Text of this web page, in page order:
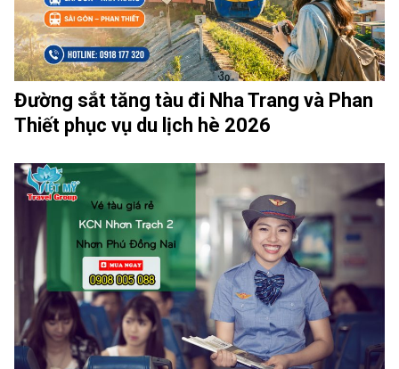
Đường sắt tăng tàu đi Nha Trang và Phan
Thiết phục vụ du lịch hè 2026